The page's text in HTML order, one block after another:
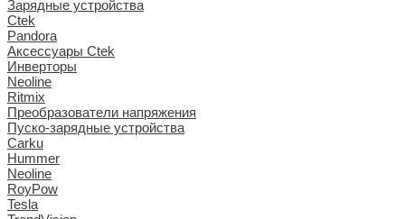
Зарядные устройства
Ctek
Pandora
Аксессуары Ctek
Инверторы
Neoline
Ritmix
Преобразователи напряжения
Пуско-зарядные устройства
Carku
Hummer
Neoline
RoyPow
Tesla